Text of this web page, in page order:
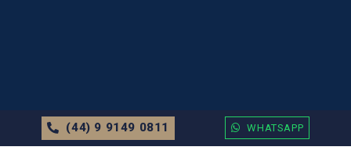
(44) 9 9149 0811 WHATSAPP